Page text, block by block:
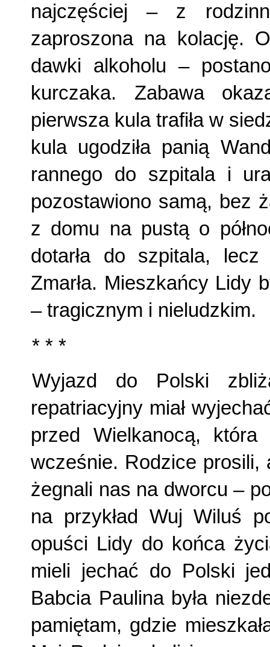
najczęściej – z
zaproszona na kolację.
dawki alkoholu –
kurczaka. Zabawa
pierwsza kula trafiła w
kula ugodziła panią
rannego do szpitala i
pozostawiono samą, bez
z domu na pustą o
dotarła do szpitala,
Zmarła. Mieszkańcy Lidy
– tragicznym i nieludzkim.
* * *
Wyjazd do Polski
repatriacyjny miał
przed Wielkanocą,
wcześnie. Rodzice
żegnali nas na dworcu –
na przykład Wuj Wiluś
opuści Lidy do końca
mieli jechać do Polski
Babcia Paulina była
pamiętam, gdzie